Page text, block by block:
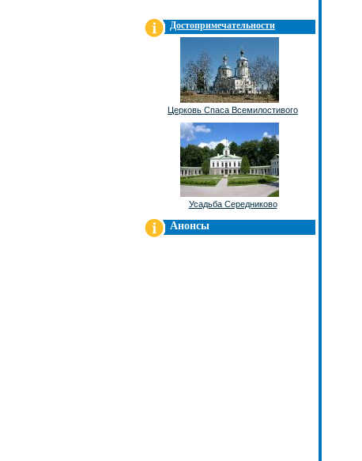
Достопримечательности
Церковь Спаса Всемилостивого
Усадьба Середниково
Анонсы